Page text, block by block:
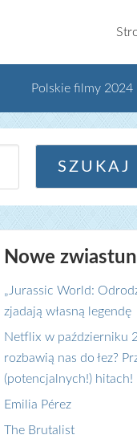
Polskie filmy 2024
Nowe
„Jurassic World:
zjadają własną legendę
Netflix w październiku
rozbawią nas do łez?
(potencjalnych!) hitach!
Emilia Pérez
The Brutalist